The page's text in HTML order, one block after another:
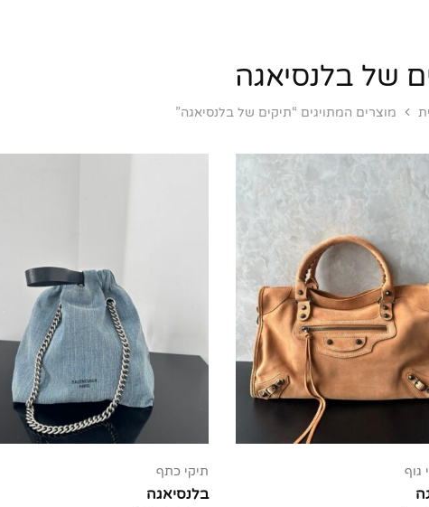
של בלנסיאגה
מוצרים המתויגים “תיקים של בלנסיאגה”
גוף תיקי כתף
בלנסיאגה